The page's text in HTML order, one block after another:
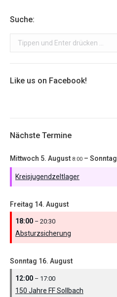
Suche:
Search:
Like us on Facebook!
Nächste Termine
Mittwoch 5. August 8:00 – Sonntag
Kreisjugendzeltlager
Freitag 14. August
18:00 – 20:30
Absturzsicherung
Sonntag 16. August
12:00 – 17:00
150 Jahre FF Sollbach